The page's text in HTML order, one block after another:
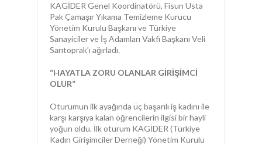
KAGİDER Genel Koordinatörü, Fisun Usta
Pak Çamaşır Yıkama Temizleme Kurucu
Yönetim Kurulu Başkanı ve Türkiye
Sanayiciler ve İş Adamları Vakfı Başkanı Veli
Sarıtoprak’ı ağırladı.
“HAYATLA ZORU OLANLAR GİRİŞİMCİ
OLUR”
Oturumun ilk ayağında üç başarılı iş kadını ile
karşı karşıya kalan öğrencilerin ilgisi bir hayli
yoğun oldu. İlk oturum KAGİDER (Türkiye
Kadın Girişimciler Derneği) Yönetim Kurulu